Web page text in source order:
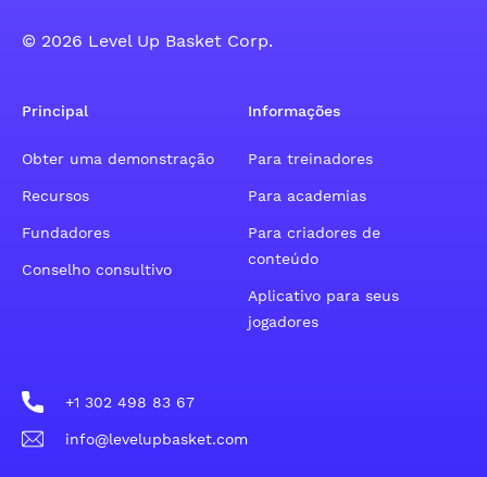
© 2026 Level Up Basket Corp.
Principal
Obter uma demonstração
Recursos
Fundadores
Conselho consultivo
Informações
Para treinadores
Para academias
Para criadores de
conteúdo
Aplicativo para seus
jogadores
+1 302 498 83 67
info@levelupbasket.com